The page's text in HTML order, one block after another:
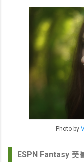
Photo by
ESPN Fantasy 풋